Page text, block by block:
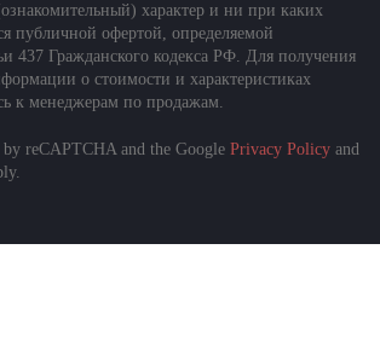
характер и ни при каких
публичной офертой, определяемой
437 Гражданского кодекса РФ. Для получения
о стоимости и характеристиках
к менеджерам по продажам.
reCAPTCHA and the Google Privacy Policy and